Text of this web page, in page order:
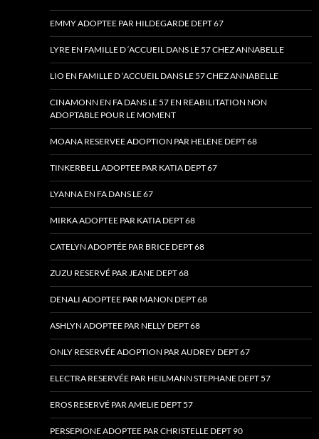
EMMY ADOPTEE PAR HILDEGARDE DEPT 67
LYRE EN FAMILLE D ‘ACCUEIL DANS LE 57 CHEZ ANNABELLE
LIO EN FAMILLE D ‘ACCUEIL DANS LE 57 CHEZ ANNABELLE
CINAMONN EN FA DANS LE 57 EN REABILITATION NON
ADOPTABLE POUR LE MOMENT
MOANA RESERVEE ADOPTION PAR HELENE DEPT 68
TINKERBELL ADOPTEE PAR KATIA DEPT 67
LYANNA EN FA DANS LE 67
MIRKA ADOPTEE PAR KATIA DEPT 68
CATELYN ADOPTÉE PAR BRICE DEPT 68
ZUZU RESERVÉ PAR JEANE DEPT 68
DENALI ADOPTEE PAR MANON DEPT 68
ASHLYN ADOPTEE PAR NELLY DEPT 68
ONLY RESERVÉE ADOPTION PAR AUDREY DEPT 67
ELECTRA RESERVÉE PAR HEILMANN STEPHANE DEPT 57
EROS RESERVÉ PAR AMELIE DEPT 57
PERSEPIONE ADOPTEE PAR CHRISTELLE DEPT 90